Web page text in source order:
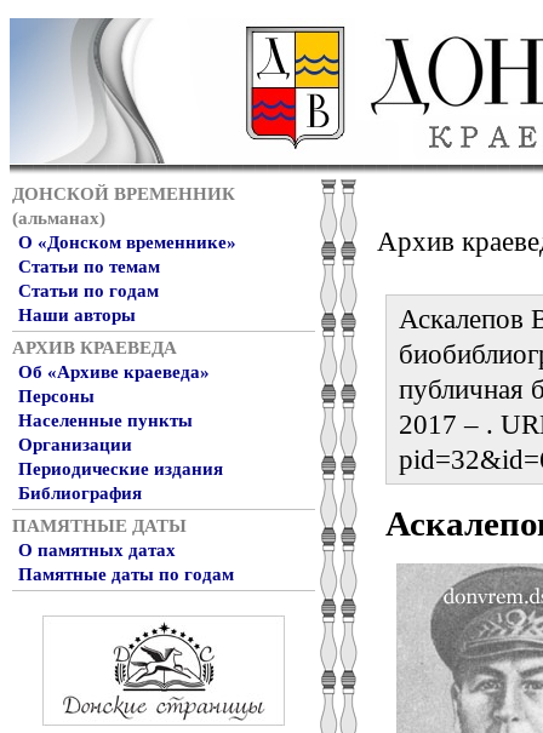
ДОНСКОЙ ВРЕМЕННИК
(альманах)
О «Донском временнике»
Статьи по темам
Статьи по годам
Наши авторы
АРХИВ КРАЕВЕДА
Об «Архиве краеведа»
Персоны
Населенные пункты
Организации
Периодические издания
Библиография
ПАМЯТНЫЕ ДАТЫ
О памятных датах
Памятные даты по годам
Архив
Аскалепов
публичная
2017 – .